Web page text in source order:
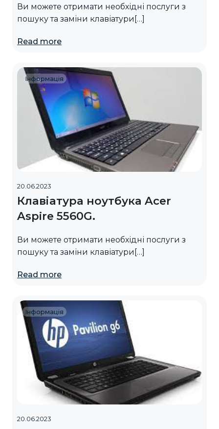
Ви можете отримати необхідні послуги з
пошуку та заміни клавіатури[…]
Read more
Інформація
20.06.2023
Клавіатура ноутбука Acer
Aspire 5560G.
Ви можете отримати необхідні послуги з
пошуку та заміни клавіатури[…]
Read more
Інформація
20.06.2023